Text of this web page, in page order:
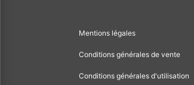
Mentions légales
Conditions générales de vente
Conditions générales d'utilisation